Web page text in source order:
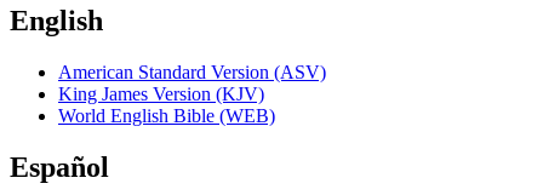
English
American Standard Version (ASV)
King James Version (KJV)
World English Bible (WEB)
Español